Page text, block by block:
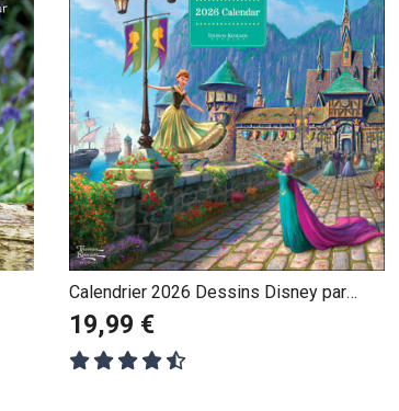
Calendrier 2026 Dessins Disney par
Thomas Kinkade
19,99 €